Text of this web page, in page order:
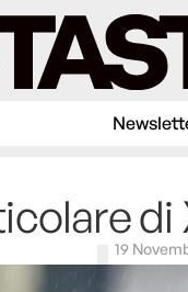
di
19